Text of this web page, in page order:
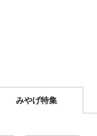
みやげ特集